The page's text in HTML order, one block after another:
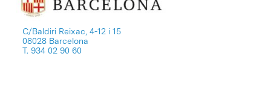
C/Baldiri Reixac, 4-12 i 15
08028 Barcelona
T. 934 02 90 60